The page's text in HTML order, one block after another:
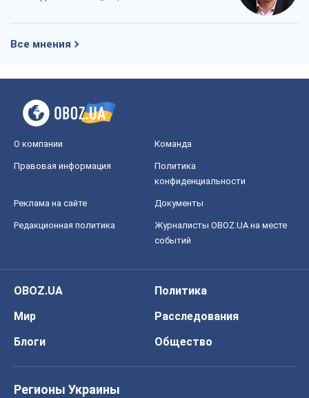
Все мнения
О компании Команда
Правовая информация
Политика
конфиденциальности
Реклама на сайте Документы
Редакционная политика
Журналисты OBOZ.UA на месте
событий
OBOZ.UA
Политика
Мир
Расследования
Блоги
Общество
Регионы Украины